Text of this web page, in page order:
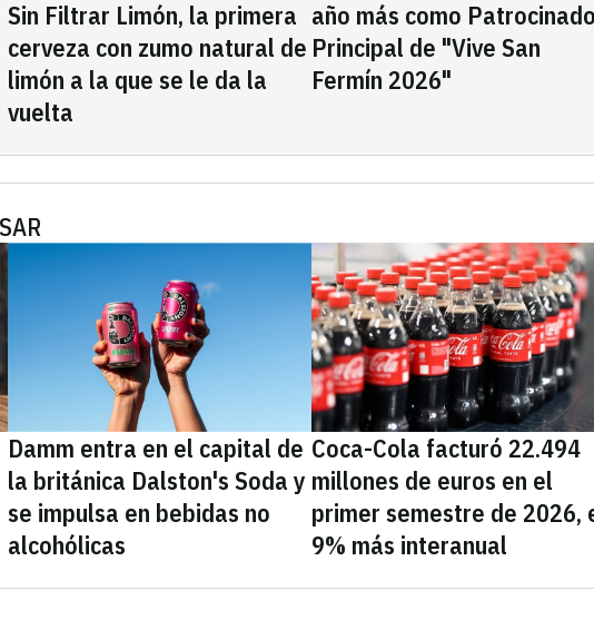
Sin Filtrar Limón, la primera
cerveza con zumo natural de
limón a la que se le da la
vuelta
año más como
Principal de "Vive San
Fermín 2026"
Damm entra en el capital de
la británica Dalston's Soda y
se impulsa en bebidas no
alcohólicas
Coca-Cola facturó 22.494
millones de euros en el
primer semestre de 2026,
9% más interanual